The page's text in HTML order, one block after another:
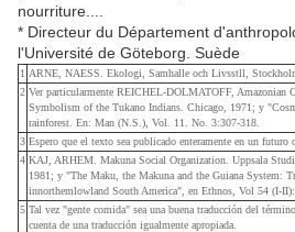
nourriture....
* Directeur du Département
l'Université de Göteborg. Suède
1 ARNE, NAESS. Ekologi, Samhalle och Livsstll,
2 Ver particularmente REICHEL-DOLMATOFF, Amazonian
Symbolism of the Tukano Indians. Chicago, 1971; y
rainforest. En: Man (N.S.), Vol. 11. No. 3:307-318.
3 Espero que el texto sea publicado enteramente en un futuro
4 KAJ, ARHEM. Makuna Social Organization. Uppsala
1981; y "The Maku, the Makuna and the Guiana System:
innorthemlowland South America", en Ethnos, Vol 54 (I-
5 Tal vez "gente comida" sea una buena traducción del
cuenta de una traducción igualmente apropiada.